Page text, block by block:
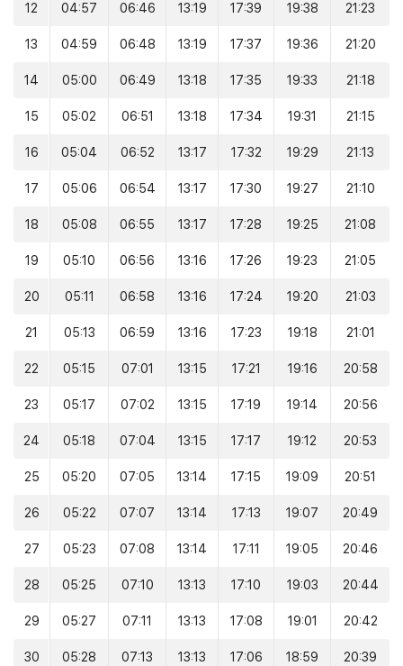
12 04:57 06:46 13:19 17:39 19:38 21:23
13 04:59 06:48 13:19 17:37 19:36 21:20
14 05:00 06:49 13:18 17:35 19:33 21:18
15 05:02 06:51 13:18 17:34 19:31 21:15
16 05:04 06:52 13:17 17:32 19:29 21:13
17 05:06 06:54 13:17 17:30 19:27 21:10
18 05:08 06:55 13:17 17:28 19:25 21:08
19 05:10 06:56 13:16 17:26 19:23 21:05
20 05:11 06:58 13:16 17:24 19:20 21:03
21 05:13 06:59 13:16 17:23 19:18 21:01
22 05:15 07:01 13:15 17:21 19:16 20:58
23 05:17 07:02 13:15 17:19 19:14 20:56
24 05:18 07:04 13:15 17:17 19:12 20:53
25 05:20 07:05 13:14 17:15 19:09 20:51
26 05:22 07:07 13:14 17:13 19:07 20:49
27 05:23 07:08 13:14 17:11 19:05 20:46
28 05:25 07:10 13:13 17:10 19:03 20:44
29 05:27 07:11 13:13 17:08 19:01 20:42
30 05:28 07:13 13:13 17:06 18:59 20:39